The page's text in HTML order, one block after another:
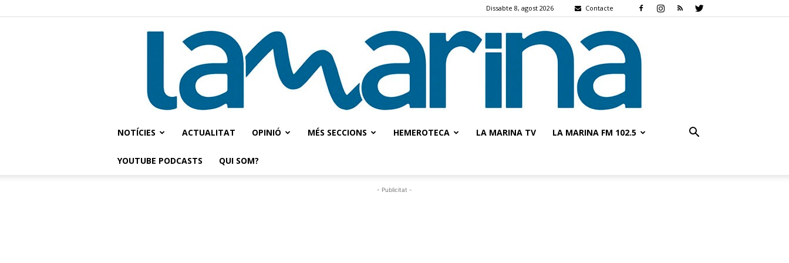
Dissabte 8, agost 2026 Contacte
NOTÍCIES ACTUALITAT OPINIÓ MÉS SECCIONS HEMEROTECA LA MARINA TV LA MARINA FM 102.5
YOUTUBE PODCASTS QUI SOM?
- Publicitat -